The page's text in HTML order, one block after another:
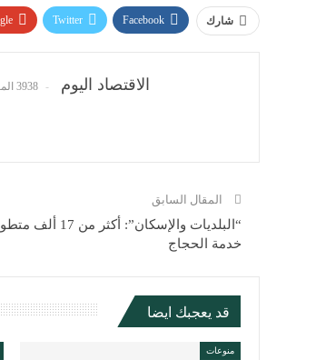
شارك Facebook
Twitter
الاقتصاد اليوم 3938 المشاركات
المقال السابق
“البلديات
خدمة الحجاج
قد يعجبك ايضا
منوعات